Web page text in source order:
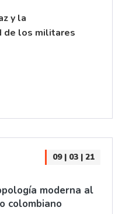
y la
de los militares
09 | 03 | 21
moderna al
colombiano